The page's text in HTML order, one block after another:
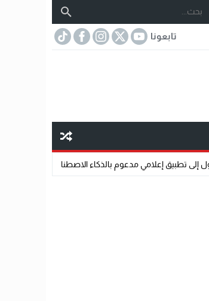
تابعونا
مدعوم بالذكاء الاصطناعي. 07:32 مختار عتمان.. «صديق